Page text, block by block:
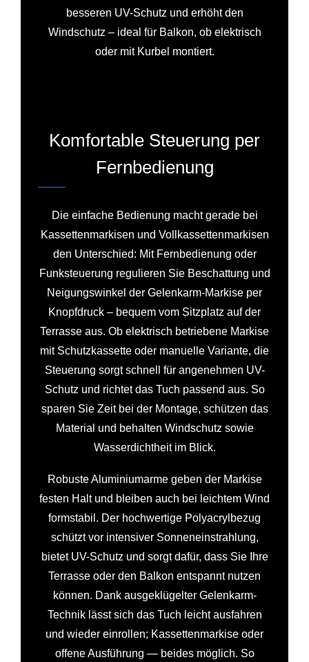
besseren UV-Schutz und erhöht den
Windschutz – ideal für Balkon, ob elektrisch
oder mit Kurbel montiert.
Komfortable Steuerung per
Fernbedienung
Die einfache Bedienung macht gerade bei
Kassettenmarkisen und Vollkassettenmarkisen
den Unterschied: Mit Fernbedienung oder
Funksteuerung regulieren Sie Beschattung und
Neigungswinkel der Gelenkarm-Markise per
Knopfdruck – bequem vom Sitzplatz auf der
Terrasse aus. Ob elektrisch betriebene Markise
mit Schutzkassette oder manuelle Variante, die
Steuerung sorgt schnell für angenehmen UV-
Schutz und richtet das Tuch passend aus. So
sparen Sie Zeit bei der Montage, schützen das
Material und behalten Windschutz sowie
Wasserdichtheit im Blick.
Robuste Aluminiumarme geben der Markise
festen Halt und bleiben auch bei leichtem Wind
formstabil. Der hochwertige Polyacrylbezug
schützt vor intensiver Sonneneinstrahlung,
bietet UV-Schutz und sorgt dafür, dass Sie Ihre
Terrasse oder den Balkon entspannt nutzen
können. Dank ausgeklügelter Gelenkarm-
Technik lässt sich das Tuch leicht ausfahren
und wieder einrollen; Kassettenmarkise oder
offene Ausführung — beides möglich. So